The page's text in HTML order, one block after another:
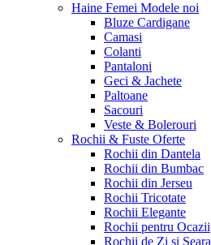
Haine Femei Modele noi
Bluze Cardigane
Camasi
Colanti
Pantaloni
Geci & Jachete
Paltoane
Sacouri
Veste & Bolerouri
Rochii & Fuste Oferte
Rochii din Dantela
Rochii din Bumbac
Rochii din Jerseu
Rochii Tricotate
Rochii Elegante
Rochii pentru Ocazii
Rochii de Zi si Seara